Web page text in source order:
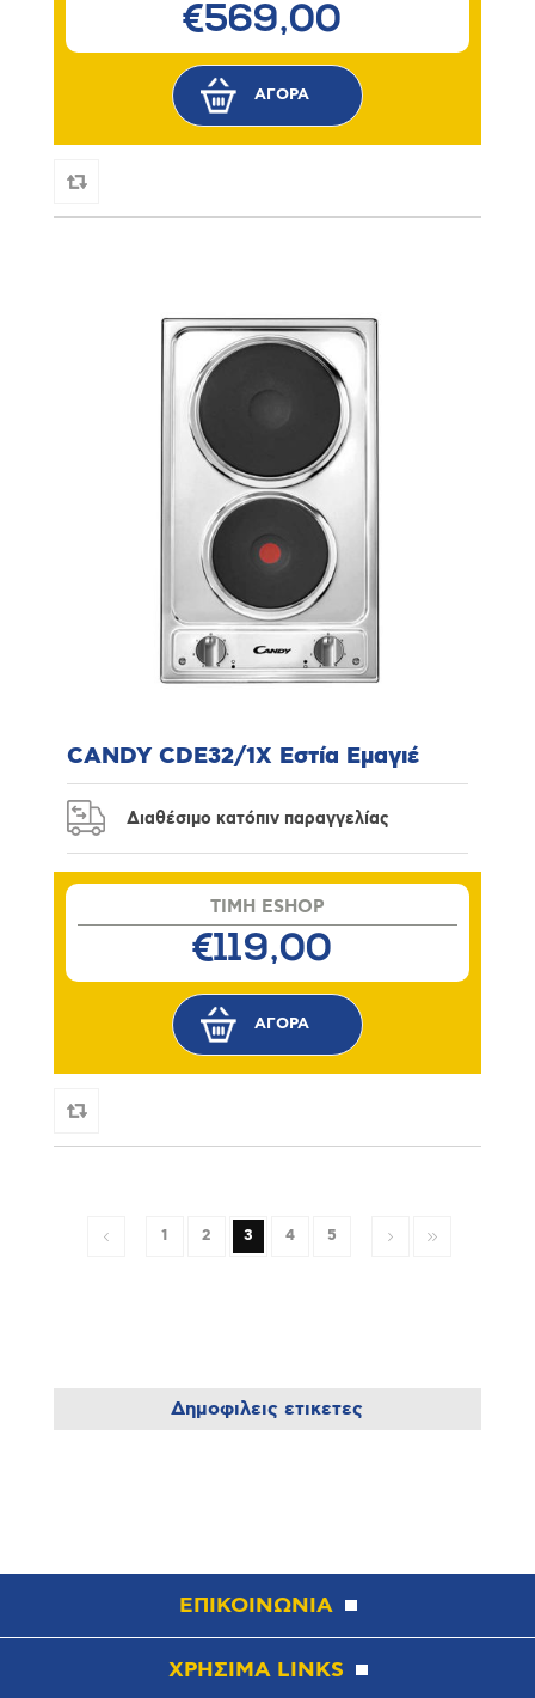
€569,00
CANDY CDE32/1X Εστία Εμαγιέ
Διαθέσιμο κατόπιν παραγγελίας
TIMH ESHOP
€119,00
1 2 3 4 5
Δημοφιλεις ετικετες
ΕΠΙΚΟΙΝΩΝΙΑ
ΧΡΗΣΙΜΑ LINKS